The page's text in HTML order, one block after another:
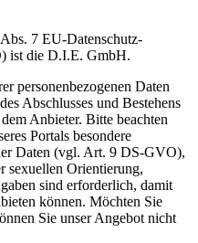
7 EU-Datenschutz-
ist die D.I.E. GmbH.
personenbezogenen Daten
Abschlusses und Bestehens
Anbieter. Bitte beachten
Portals besondere
Daten (vgl. Art. 9 DS-GVO),
sexuellen Orientierung,
sind erforderlich, damit
können. Möchten Sie
Sie unser Angebot nicht